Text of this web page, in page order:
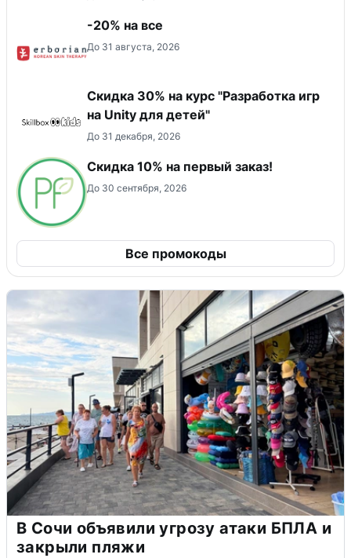
-20% на все
До 31 августа, 2026
Скидка 30% на курс "Разработка игр
на Unity для детей"
До 31 декабря, 2026
Скидка 10% на первый заказ!
До 30 сентября, 2026
Все промокоды
В Сочи объявили угрозу атаки БПЛА и
закрыли пляжи